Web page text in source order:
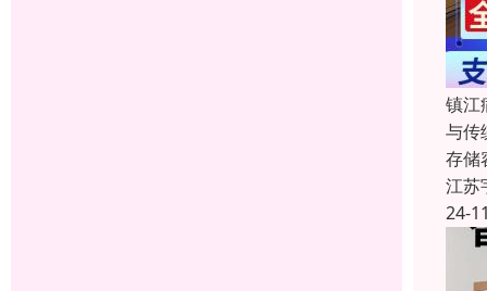
镇江
与传
存储
江苏
24-